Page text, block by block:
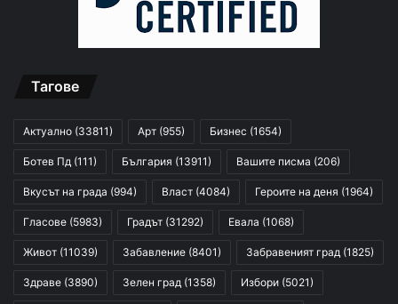
Тагове
Актуално (33811) Арт (955) Бизнес (1654)
Ботев Пд (111) България (13911) Вашите писма (206)
Вкусът на града (994) Власт (4084) Героите на деня (1964)
Гласове (5983) Градът (31292) Евала (1068)
Живот (11039) Забавление (8401) Забравеният град (1825)
Здраве (3890) Зелен град (1358) Избори (5021)